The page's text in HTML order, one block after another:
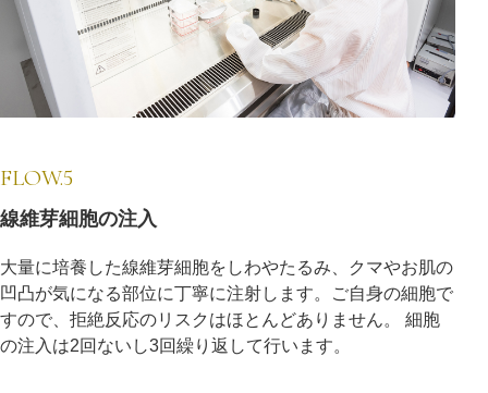
FLOW.5
線維芽細胞の注入
大量に培養した線維芽細胞をしわやたるみ、クマやお肌の
凹凸が気になる部位に丁寧に注射します。ご自身の細胞で
すので、拒絶反応のリスクはほとんどありません。 細胞
の注入は2回ないし3回繰り返して行います。